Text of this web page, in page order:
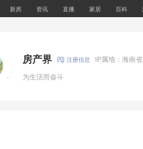
新房 资讯 直播 家居 百科
房产界 IP属地：海南省
 注册信息
为生活而奋斗